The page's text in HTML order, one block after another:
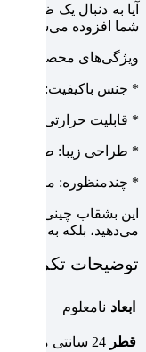
آیا به دنبال یک ظرف
شما افزوده می‌شود،
ویژگی‌های محصول:
* جنس باکیفیت: ساخته
* قابلیت حرارتی:
* طراحی زیبا: طراحی
* چندمنظوره: مناسب
این بشقاب چینی با
می‌دهید، بلکه به
توضیحات تکمیلی
ابعاد نامعلوم
قطر 24 سانتی متر, 27 سانتی متر, 21 سانتی متر